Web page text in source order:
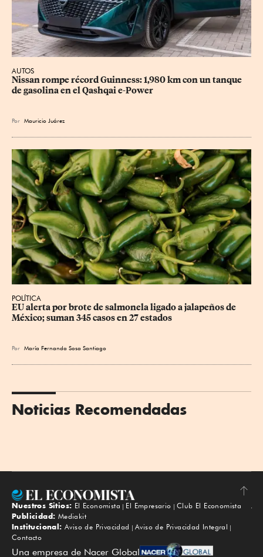
AUTOS
Nissan rompe récord Guinness: 1,980 km con un tanque
de gasolina en el Qashqai e-Power
Por Mauricio Juárez
POLÍTICA
EU alerta por brote de salmonela ligado a jalapeños de
México; suman 345 casos en 27 estados
Por María Fernanda Sosa Santiago
Noticias Recomendadas
Subir
Nuestros Sitios: El Economista El Empresario
Club El Economista
Publicidad: Mediakit
Institucional: Aviso de Privacidad
Aviso de Privacidad Integral
Contacto
Una empresa de Nacer Global